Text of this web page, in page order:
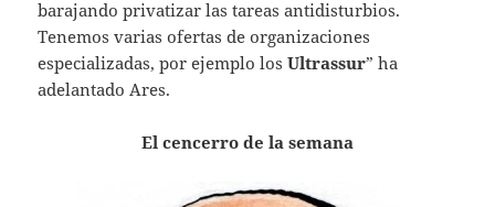
barajando privatizar las tareas antidisturbios.
Tenemos varias ofertas de organizaciones
especializadas, por ejemplo losUltrassur” ha
adelantado Ares.
El cencerro de la semana